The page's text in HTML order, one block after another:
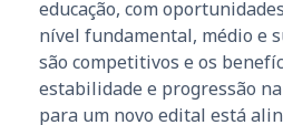
educação, com
nível fundamental, médio e
são competitivos e os
estabilidade e progressão
para um novo edital está